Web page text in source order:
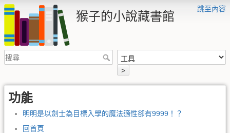
跳至內容
猴子的小說藏書館
>
功能
明明是以劍士為目標入學的魔法適性卻有9999！？
回首頁